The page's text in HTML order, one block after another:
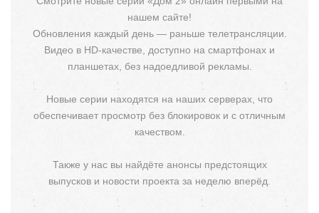
нашем сайте!
Обновления каждый день — раньше телетрансляции.
Видео в HD-качестве, доступно на смартфонах и
планшетах, без надоедливой рекламы.
Новые серии находятся на наших серверах, что
обеспечивает просмотр без блокировок и с отличным
качеством.
Также у нас вы найдёте анонсы предстоящих
выпусков и новости проекта за неделю вперёд.